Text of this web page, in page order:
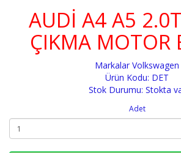
AUDİ A4 A5
ÇIKMA MOTOR
Markalar Volkswagen
Ürün Kodu: DET
Stok Durumu: Stokta
Adet